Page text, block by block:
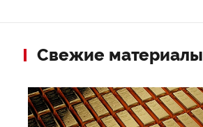
Свежие материалы